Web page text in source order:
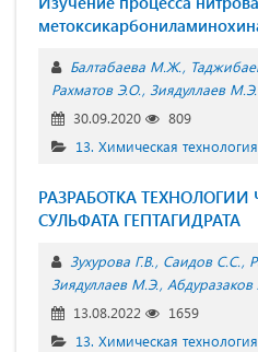
Балтабаева М.Ж.
Рахматов Э.О. Зиядуллаев М.Э.
30.09.2020
809
13. Химическая технология
РАЗРАБОТКА
СУЛЬФАТА ГЕПТАГИДРАТА
Зухурова Г.В. Саидов С.С.
Зиядуллаев М.Э.
13.08.2022
1659
13. Химическая технология